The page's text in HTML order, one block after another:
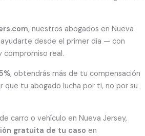
, nuestros abogados en Nueva
desde el primer día — con
compromiso real.
, obtendrás más de tu compensación
que tu abogado lucha por ti, no por su
carro o vehículo en Nueva Jersey,
gratuita de tu caso en